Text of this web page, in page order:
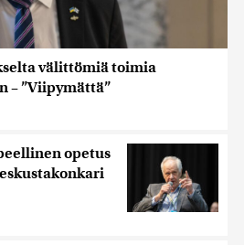
välittömiä toimia
– ”Viipymättä”
opetus